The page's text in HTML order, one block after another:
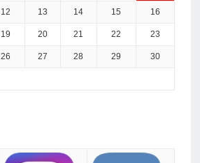
12 13 14 15 16
19 20 21 22 23
26 27 28 29 30